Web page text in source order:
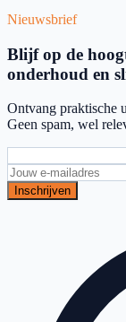
Nieuwsbrief
Blijf op de
onderhoud en
Ontvang praktische
Geen spam, wel
Inschrijven